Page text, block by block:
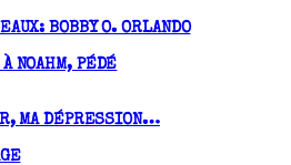
BOBBY O. ORLANDO
NOAHM, PÉDÉ
MA DÉPRESSION…